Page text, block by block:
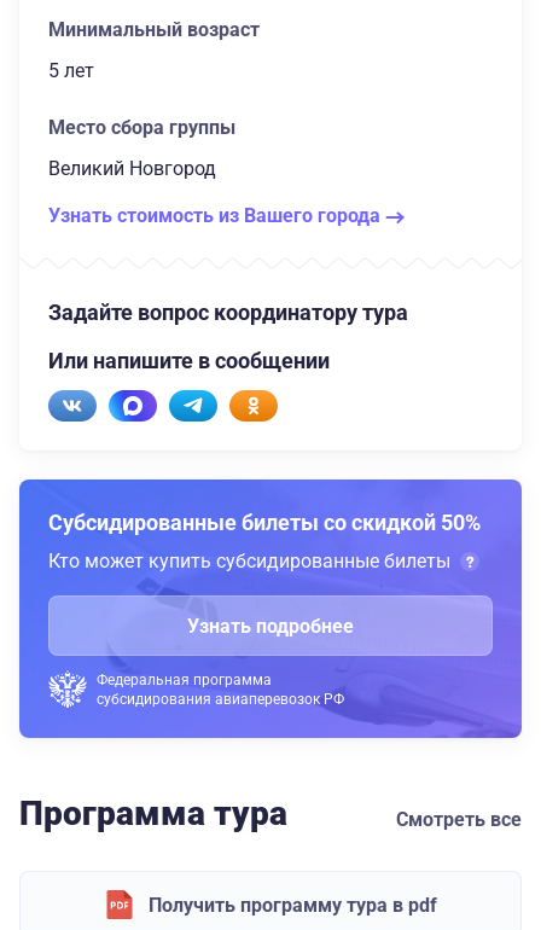
Минимальный возраст
5 лет
Место сбора группы
Великий Новгород
Узнать стоимость из Вашего города
Задайте вопрос координатору тура
Или напишите в сообщении
Субсидированные билеты со скидкой 50%
Кто может купить субсидированные билеты
Узнать подробнее
Федеральная программа
субсидирования авиаперевозок РФ
Программа тура Смотреть все
Получить программу тура в pdf